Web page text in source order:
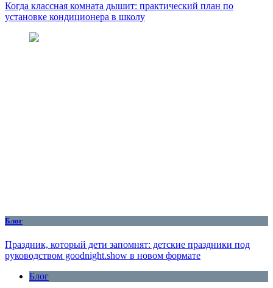
Когда классная комната дышит: практический план по
установке кондиционера в школу
Блог
Праздник, который дети запомнят: детские праздники под
руководством goodnight.show в новом формате
Блог